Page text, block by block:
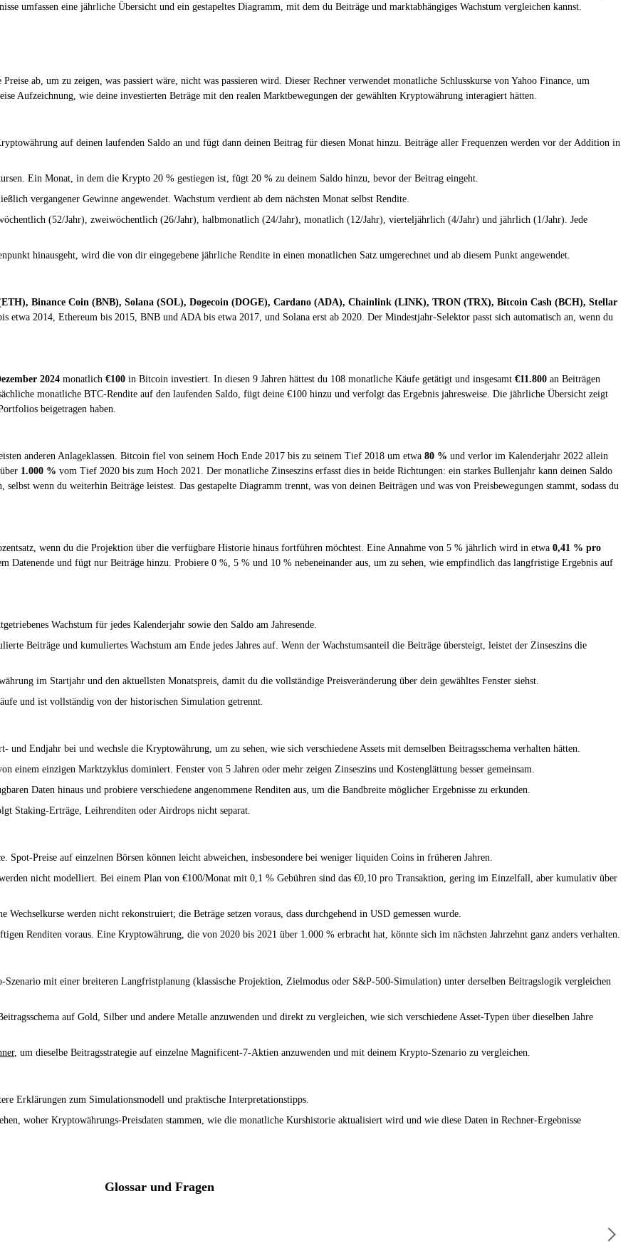
umfassen eine jährliche Übersicht und ein gestapeltes Diagramm, mit dem du Beiträge und marktabhängiges Wachstum vergleichen kannst.
ab, um zu zeigen, was passiert wäre, nicht was passieren wird. Dieser Rechner verwendet monatliche Schlusskurse von Yahoo Finance, um
Aufzeichnung, wie deine investierten Beträge mit den realen Marktbewegungen der gewählten Kryptowährung interagiert hätten.
auf deinen laufenden Saldo an und fügt dann deinen Beitrag für diesen Monat hinzu. Beiträge aller Frequenzen werden vor der Addition in
Ein Monat, in dem die Krypto 20 % gestiegen ist, fügt 20 % zu deinem Saldo hinzu, bevor der Beitrag eingeht.
vergangener Gewinne angewendet. Wachstum verdient ab dem nächsten Monat selbst Rendite.
(52/Jahr), zweiwöchentlich (26/Jahr), halbmonatlich (24/Jahr), monatlich (12/Jahr), vierteljährlich (4/Jahr) und jährlich (1/Jahr). Jede
hinausgeht, wird die von dir eingegebene jährliche Rendite in einen monatlichen Satz umgerechnet und ab diesem Punkt angewendet.
Binance Coin (BNB), Solana (SOL), Dogecoin (DOGE), Cardano (ADA), Chainlink (LINK), TRON (TRX), Bitcoin Cash (BCH), Stellar
etwa 2014, Ethereum bis 2015, BNB und ADA bis etwa 2017, und Solana erst ab 2020. Der Mindestjahr-Selektor passt sich automatisch an, wenn du
2024 monatlich €100 in Bitcoin investiert. In diesen 9 Jahren hättest du 108 monatliche Käufe getätigt und insgesamt €11.800 an Beiträgen
monatliche BTC-Rendite auf den laufenden Saldo, fügt deine €100 hinzu und verfolgt das Ergebnis jahresweise. Die jährliche Übersicht zeigt
beigetragen haben.
anderen Anlageklassen. Bitcoin fiel von seinem Hoch Ende 2017 bis zu seinem Tief 2018 um etwa 80 % und verlor im Kalenderjahr 2022 allein
1.000 % vom Tief 2020 bis zum Hoch 2021. Der monatliche Zinseszins erfasst dies in beide Richtungen: ein starkes Bullenjahr kann deinen Saldo
wenn du weiterhin Beiträge leistest. Das gestapelte Diagramm trennt, was von deinen Beiträgen und was von Preisbewegungen stammt, sodass du
wenn du die Projektion über die verfügbare Historie hinaus fortführen möchtest. Eine Annahme von 5 % jährlich wird in etwa 0,41 % pro
Datenende und fügt nur Beiträge hinzu. Probiere 0 %, 5 % und 10 % nebeneinander aus, um zu sehen, wie empfindlich das langfristige Ergebnis auf
Wachstum für jedes Kalenderjahr sowie den Saldo am Jahresende.
Beiträge und kumuliertes Wachstum am Ende jedes Jahres auf. Wenn der Wachstumsanteil die Beiträge übersteigt, leistet der Zinseszins die
im Startjahr und den aktuellsten Monatspreis, damit du die vollständige Preisveränderung über dein gewähltes Fenster siehst.
und ist vollständig von der historischen Simulation getrennt.
und Endjahr bei und wechsle die Kryptowährung, um zu sehen, wie sich verschiedene Assets mit demselben Beitragsschema verhalten hätten.
einem einzigen Marktzyklus dominiert. Fenster von 5 Jahren oder mehr zeigen Zinseszins und Kostenglättung besser gemeinsam.
Daten hinaus und probiere verschiedene angenommene Renditen aus, um die Bandbreite möglicher Ergebnisse zu erkunden.
Staking-Erträge, Leihrenditen oder Airdrops nicht separat.
Spot-Preise auf einzelnen Börsen können leicht abweichen, insbesondere bei weniger liquiden Coins in früheren Jahren.
nicht modelliert. Bei einem Plan von €100/Monat mit 0,1 % Gebühren sind das €0,10 pro Transaktion, gering im Einzelfall, aber kumulativ über
werden nicht rekonstruiert; die Beträge setzen voraus, dass durchgehend in USD gemessen wurde.
Renditen voraus. Eine Kryptowährung, die von 2020 bis 2021 über 1.000 % erbracht hat, könnte sich im nächsten Jahrzehnt ganz anders verhalten.
mit einer breiteren Langfristplanung (klassische Projektion, Zielmodus oder S&P-500-Simulation) unter derselben Beitragslogik vergleichen
auf Gold, Silber und andere Metalle anzuwenden und direkt zu vergleichen, wie sich verschiedene Asset-Typen über dieselben Jahre
, um dieselbe Beitragsstrategie auf einzelne Magnificent-7-Aktien anzuwenden und mit deinem Krypto-Szenario zu vergleichen.
Erklärungen zum Simulationsmodell und praktische Interpretationstipps.
woher Kryptowährungs-Preisdaten stammen, wie die monatliche Kurshistorie aktualisiert wird und wie diese Daten in Rechner-Ergebnisse
Glossar und Fragen